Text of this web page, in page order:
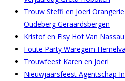
Trouw Steffi en Joeri
Oudeberg Geraardsbergen
Kristof en Elsy Hof Van
Foute Party Waregem
Trouwfeest Karen en Joeri
Nieuwjaarsfeest Agentschap